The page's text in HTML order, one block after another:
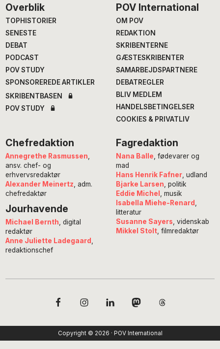
Footer
Overblik
TOPHISTORIER
SENESTE
DEBAT
PODCAST
POV STUDY
SPONSOREREDE ARTIKLER
SKRIBENTBASEN
POV STUDY
POV International
OM POV
REDAKTION
SKRIBENTERNE
GÆSTESKRIBENTER
SAMARBEJDSPARTNERE
DEBATREGLER
BLIV MEDLEM
HANDELSBETINGELSER
COOKIES & PRIVATLIV
Chefredaktion
Annegrethe Rasmussen,
ansv. chef- og
erhvervsredaktør
Alexander Meinertz, adm.
chefredaktør
Jourhavende
Michael Bernth , digital
redaktør
Anne Juliette Ladegaard
redaktionschef
Fagredaktion
Nana Balle, fødevarer og
mad
Hans Henrik Fafner, udland
Bjarke Larsen, politik
Eddie Michel , musik
Isabella Miehe-Renard ,
litteratur
Susanne Sayers, videnskab
Mikkel Stolt, filmredaktør
Copyright © 2026 · POV International